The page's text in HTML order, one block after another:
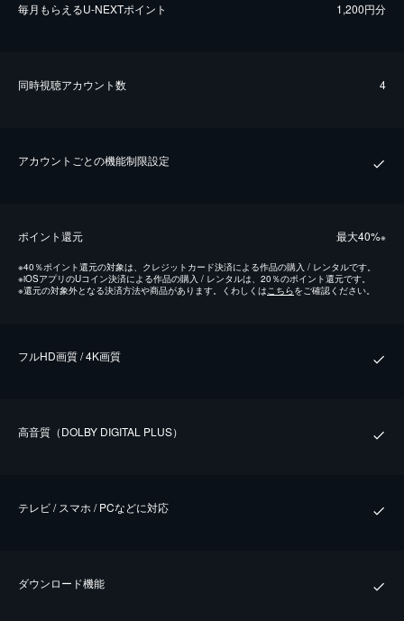
毎⽉もらえるU-NEXTポイント 1,200円分
同時視聴アカウント数 4
アカウントごとの機能制限設定
ポイント還元 最⼤40%※
※40％ポイント還元の対象は、クレジットカード決済による作品の購入 / レンタルです。
※iOSアプリのUコイン決済による作品の購入 / レンタルは、20％のポイント還元です。
※還元の対象外となる決済方法や商品があります。くわしくはこちらをご確認ください。
フルHD画質 / 4K画質
⾼⾳質（DOLBY DIGITAL PLUS）
テレビ / スマホ / PCなどに対応
ダウンロード機能